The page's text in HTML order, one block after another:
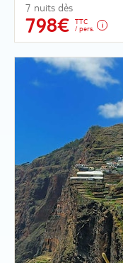
7 nuits dès
798€
TTC
/ pers.